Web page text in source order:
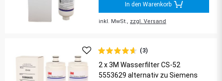
In den Warenkorb
inkl. MwSt., zzgl. Versand
(3)
2 x 3M Wasserfilter CS-52
5553629 alternativ zu Siemens